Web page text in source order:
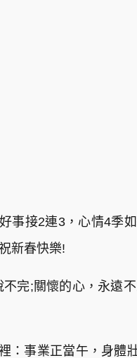
事接2連3，心情4季
新春快樂!
完;關懷的心，永遠
：事業正當午，身體